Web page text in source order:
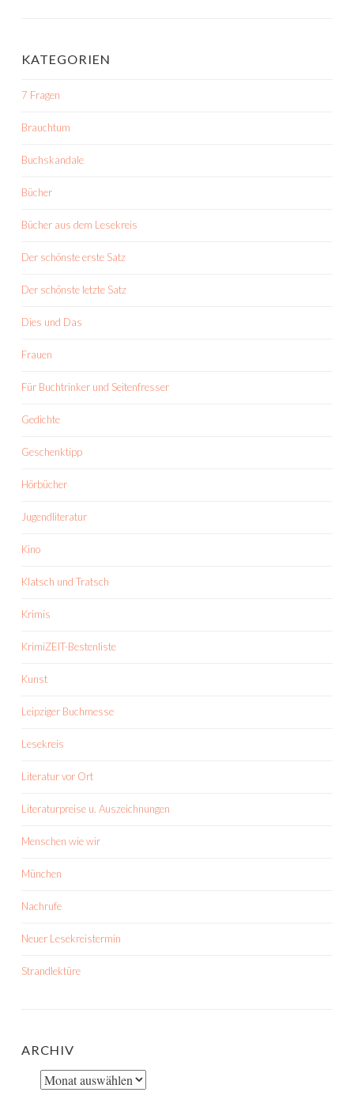
KATEGORIEN
7 Fragen
Brauchtum
Buchskandale
Bücher
Bücher aus dem Lesekreis
Der schönste erste Satz
Der schönste letzte Satz
Dies und Das
Frauen
Für Buchtrinker und Seitenfresser
Gedichte
Geschenktipp
Hörbücher
Jugendliteratur
Kino
Klatsch und Tratsch
Krimis
KrimiZEIT-Bestenliste
Kunst
Leipziger Buchmesse
Lesekreis
Literatur vor Ort
Literaturpreise u. Auszeichnungen
Menschen wie wir
München
Nachrufe
Neuer Lesekreistermin
Strandlektüre
ARCHIV
Archiv